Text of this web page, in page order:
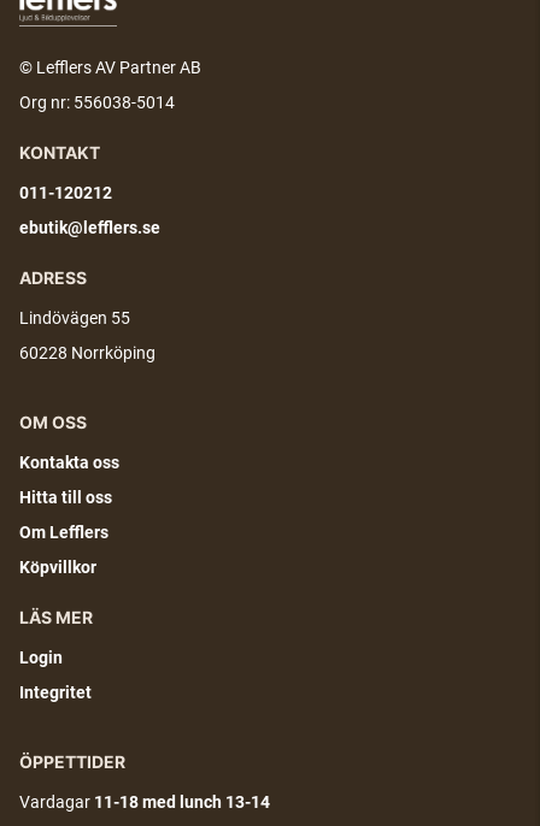
© Lefflers AV Partner AB
Org nr: 556038-5014
KONTAKT
011-120212
ebutik@lefflers.se
ADRESS
Lindövägen 55
60228 Norrköping
OM OSS
Kontakta oss
Hitta till oss
Om Lefflers
Köpvillkor
LÄS MER
Login
Integritet
ÖPPETTIDER
Vardagar 11-18med lunch 13-14